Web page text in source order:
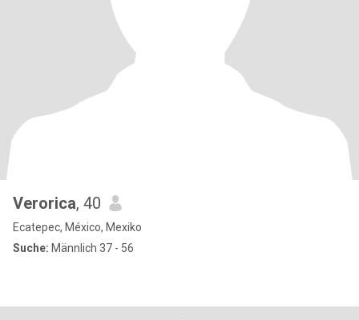
Verorica, 40
Ecatepec, México, Mexiko
Suche: Männlich 37 - 56